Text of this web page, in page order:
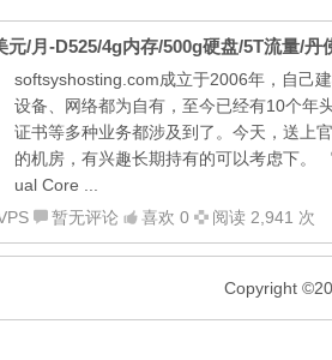
/月-D525/4g内存/500g硬盘/5T流量/丹
softsyshosting.com成立于2006年，自己
设备、网络都为自有，至今已经有10个年
证书等多种业务都涉及到了。今天，送上
的机房，有兴趣长期持有的可以考虑下
ual Core ...
暂无评论 喜欢 0 阅读 2,941 次
Copyright